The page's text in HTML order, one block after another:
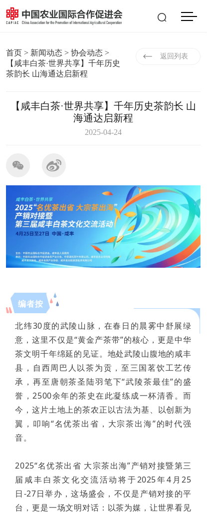
EN
首页 > 新闻动态 >协会动态 >
【咸丰白茶·世界共享】千年历史
茶韵长 山海通达启新程
返回列表
【咸丰白茶·世界共享】千年历史茶韵长 山
海通达启新程
2025-04-24
编者按
北纬30度的武陵山脉，在春日的晨雾中舒展绿
意，这里不仅是“黄金产茶带”的核心，更是中华
茶文明千年绵延的见证。地处武陵山腹地的咸丰
县，自西周巴人以茶为贡，至三国茗饮工艺传
承，再至唐朝茶圣陆羽笔下“武陵茶最佳”的盛
誉，2500余年的茶史在此凝练成一杯清香。而
今，这片土地上的茶农正以古法为基、以创新为
翼，叩响“名优茶出省，大宗茶出海”的时代强
音。
2025“名优茶出省 大宗茶出海”产销对接暨第三
届咸丰白茶文化交流活动将于2025年4月25
日-27日举办，这场盛会，不仅是产销对接的平
台，更是一场文明对话：以茶为媒，让世界看见